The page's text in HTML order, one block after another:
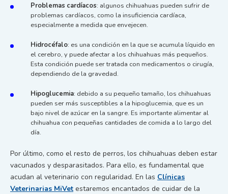
Problemas cardíacos: algunos chihuahuas pueden sufrir de
problemas cardíacos, como la insuficiencia cardíaca,
especialmente a medida que envejecen.
Hidrocéfalo: es una condición en la que se acumula líquido en
el cerebro, y puede afectar a los chihuahuas más pequeños.
Esta condición puede ser tratada con medicamentos o cirugía,
dependiendo de la gravedad.
Hipoglucemia: debido a su pequeño tamaño, los chihuahuas
pueden ser más susceptibles a la hipoglucemia, que es un
bajo nivel de azúcar en la sangre. Es importante alimentar al
chihuahua con pequeñas cantidades de comida a lo largo del
día.
Por último, como el resto de perros, los chihuahuas deben estar
vacunados y desparasitados. Para ello, es fundamental que
acudan al veterinario con regularidad. En las Clínicas
Veterinarias MiVet estaremos encantados de cuidar de la